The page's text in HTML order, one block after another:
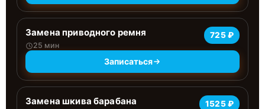
Замена приводного ремня
25 мин
725 ₽
Записаться
Замена шкива барабана 1525 ₽